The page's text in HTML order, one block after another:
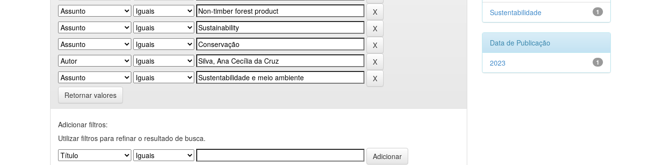
Retornar valores
Adicionar filtros:
Utilizar filtros para refinar o resultado de busca.
1
Sustentabilidade
Data de Publicação
1
2023